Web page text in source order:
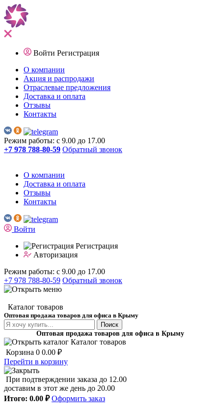
Войти Регистрация
О компании
Акция и распродажи
Отраслевые предложения
Доставка и оплата
Отзывы
Контакты
Режим работы: с 9.00 до 17.00
+7 978 788-80-59 Обратный звонок
О компании
Доставка и оплата
Отзывы
Контакты
Войти
Регистрация
Авторизация
Режим работы: с 9.00 до 17.00
+7 978 788-80-59 Обратный звонок
Каталог товаров
Оптовая продажа товаров для офиса в Крыму
Поиск
Оптовая продажа товаров для офиса в Крыму
Каталог товаров
Корзина 0 0.00 ₽
Перейти в корзину
При подтверждении заказа до 12.00
доставим в этот же день до 20.00
Итого: 0.00 ₽ Оформить заказ